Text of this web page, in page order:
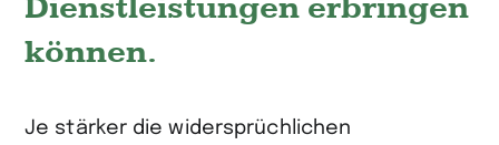
Dienstleistungen erbringen
können.
Je stärker die widersprüchlichen